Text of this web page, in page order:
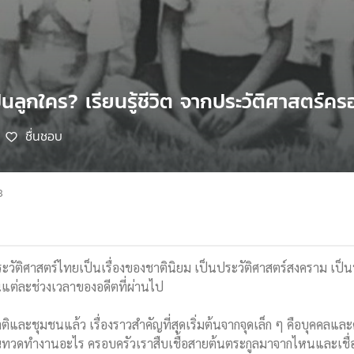
ลูกใคร? เรียนรู้ชีวิต จากประวัติศาสตร์ค
ชื่นชอบ
วัติศาสตร์ไทยเป็นเรื่องของชาตินิยม เป็นประวัติศาสตร์สงคราม เป็
ต่ละช่วงเวลาของอดีตที่ผ่านไป
และชุมชนแล้ว เรื่องราวสำคัญที่สุดเริ่มต้นจากจุดเล็ก ๆ คือบุคคลแ
วดทำงานอะไร ครอบครัวเราสืบเชื้อสายต้นตระกูลมาจากไหนและเชื่